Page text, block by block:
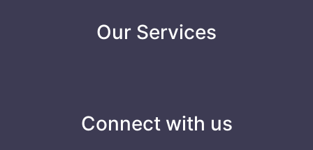
Our Services
Connect with us